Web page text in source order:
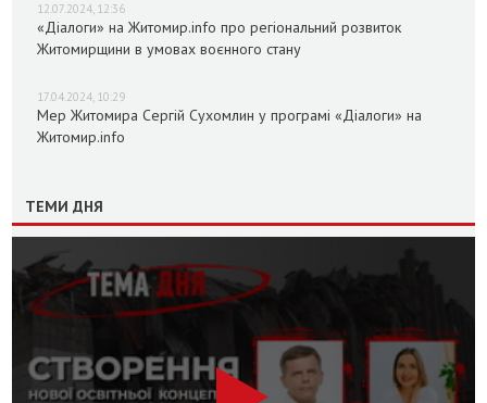
12.07.2024, 12:36
«Діалоги» на Житомир.info про регіональний розвиток
Житомирщини в умовах воєнного стану
17.04.2024, 10:29
Мер Житомира Сергій Сухомлин у програмі «Діалоги» на
Житомир.info
ТЕМИ ДНЯ